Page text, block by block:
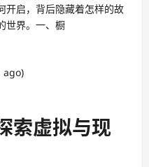
开启，背后隐藏着怎样的故
世界。一、橱
ago)
索虚拟与现